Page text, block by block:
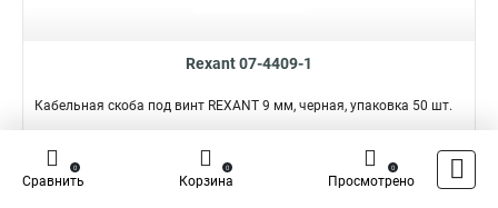
Rexant 07-4409-1
Кабельная скоба под винт REXANT 9 мм, черная, упаковка 50 шт.
Подробнее Сравнить
Наличие:
Сравнить
0
Корзина
0
Просмотрено
0